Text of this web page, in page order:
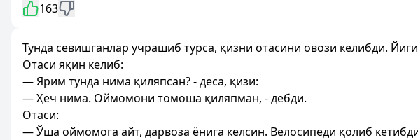
163
Тунда севишганлар учрашиб турса, қизни отасини овози келибди.
Отаси яқин келиб:
— Ярим тунда нима қиляпсан? - деса, қизи:
— Ҳеч нима. Оймомони томоша қиляпман, - дебди.
Отаси:
— Ўша оймомога айт, дарвоза ёнига келсин. Велосипеди қолиб